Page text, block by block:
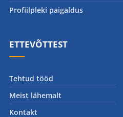
Profiilpleki paigaldus
ETTEVÕTTEST
Tehtud tööd
Meist lähemalt
Kontakt